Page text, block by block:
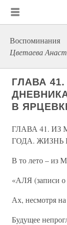
Воспоминания
Цветаева
ГЛАВА
В
ГЛАВА 41.
ГОДА. ЖИЗНЬ
В то лето – из
«АЛЯ (записи о
Ах, несмотря на
Будущее